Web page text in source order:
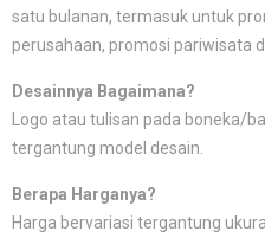
satu bulanan, termasuk untuk
perusahaan, promosi pariwisata
Desainnya Bagaimana?
Logo atau tulisan pada boneka/
tergantung model desain.
Berapa Harganya?
Harga bervariasi tergantung